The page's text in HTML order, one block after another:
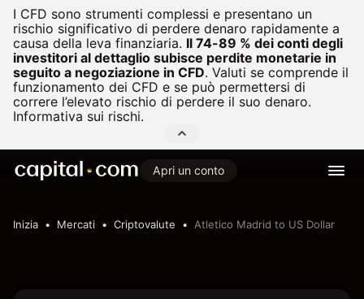
I CFD sono strumenti complessi e presentano un
rischio significativo di perdere denaro rapidamente a
causa della leva finanziaria. Il 74-89 % dei conti degli
investitori al dettaglio subisce perdite monetarie in
seguito a negoziazione in CFD. Valuti se comprende il
funzionamento dei CFD e se può permettersi di
correre l’elevato rischio di perdere il suo denaro.
Informativa sui rischi.
Apri un conto
Inizia Mercati Criptovalute Atletico Madrid to US Dollar